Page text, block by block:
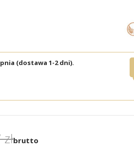
(dostawa 1-2 dni).
brutto